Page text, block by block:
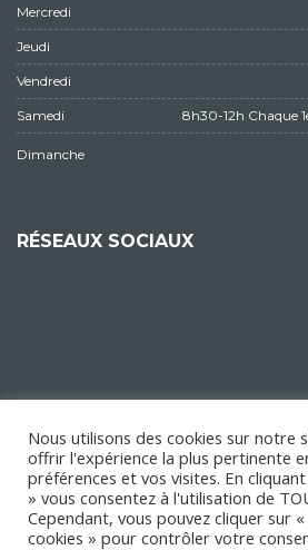
Mercredi
Jeudi
Vendredi
Samedi 8h30-12h Chaque
Dimanche
RÉSEAUX SOCIAUX
Nous utilisons des cookies sur notre
offrir l'expérience la plus pertinente
préférences et vos visites. En
» vous consentez à l'utilisation de
Cependant, vous pouvez cliquer sur
cookies » pour contrôler votre